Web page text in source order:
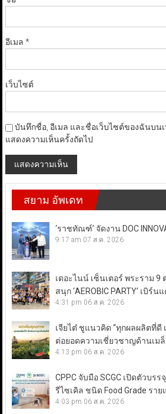
อีเมล *
เว็บไซต์
บันทึกชื่อ, อีเมล และชื่อเว็บไซต์ของฉันบน
แสดงความเห็นครั้งถัดไป
สยาม อัพเดท
‘ราชทัณฑ์’ จัดงาน DOC
9:17 am 07 ส.ค. 2026
เดอะไนน์ เซ็นเตอร์ พระราม
สนุก ‘AEROBIC PARTY’ เบิร์
4:31 pm 06 ส.ค. 2026
เจียไต๋ ชูแนวคิด “ทุกผลผลิตที่ดี
ต่อยอดความเชี่ยวชาญด้านเม
4:13 pm 06 ส.ค. 2026
CPPC จับมือ SCGC เปิดตัวบร
รีไซเคิล ชนิด Food Grade รา
4:03 pm 06 ส.ค. 2026